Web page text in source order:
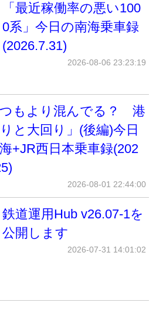
「最近稼働率の悪い100
0系」今日の南海乗車録
(2026.7.31)
2026-08-06 23:23:19
つもより混んでる？ 港
と大回り」(後編)今日
+JR西日本乗車録(202
2026-08-01 22:44:00
鉄道運用Hub v26.07-1を
公開します
2026-07-31 14:01:02